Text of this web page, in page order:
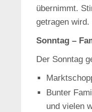
übernimmt.
getragen wird.
Sonntag –
Der Sonntag
Bunter
und vielen